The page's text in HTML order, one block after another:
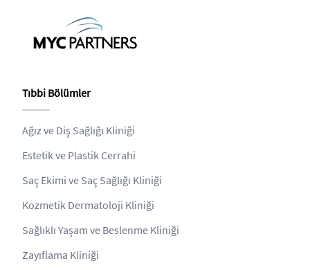
Tıbbi Bölümler
Ağız ve Diş Sağlığı Kliniği
Estetik ve Plastik Cerrahi
Saç Ekimi ve Saç Sağlığı Kliniği
Kozmetik Dermatoloji Kliniği
Sağlıklı Yaşam ve Beslenme Kliniği
Zayıflama Kliniği